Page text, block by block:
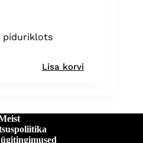
piduriklots
Lisa korvi